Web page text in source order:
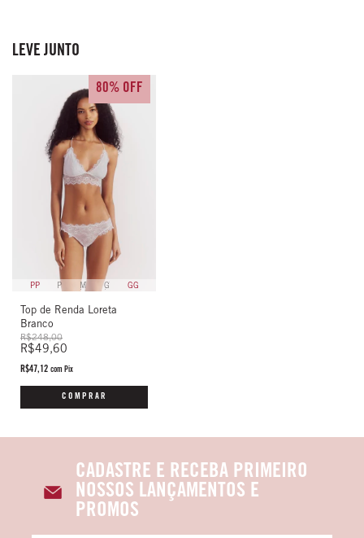
LEVE JUNTO
PP P M G GG
Top de Renda Loreta
Branco
R$248,00
R$49,60
80% OFF
R$47,12 com Pix
COMPRAR
CADASTRE E RECEBA PRIMEIRO
NOSSOS LANÇAMENTOS E
PROMOS